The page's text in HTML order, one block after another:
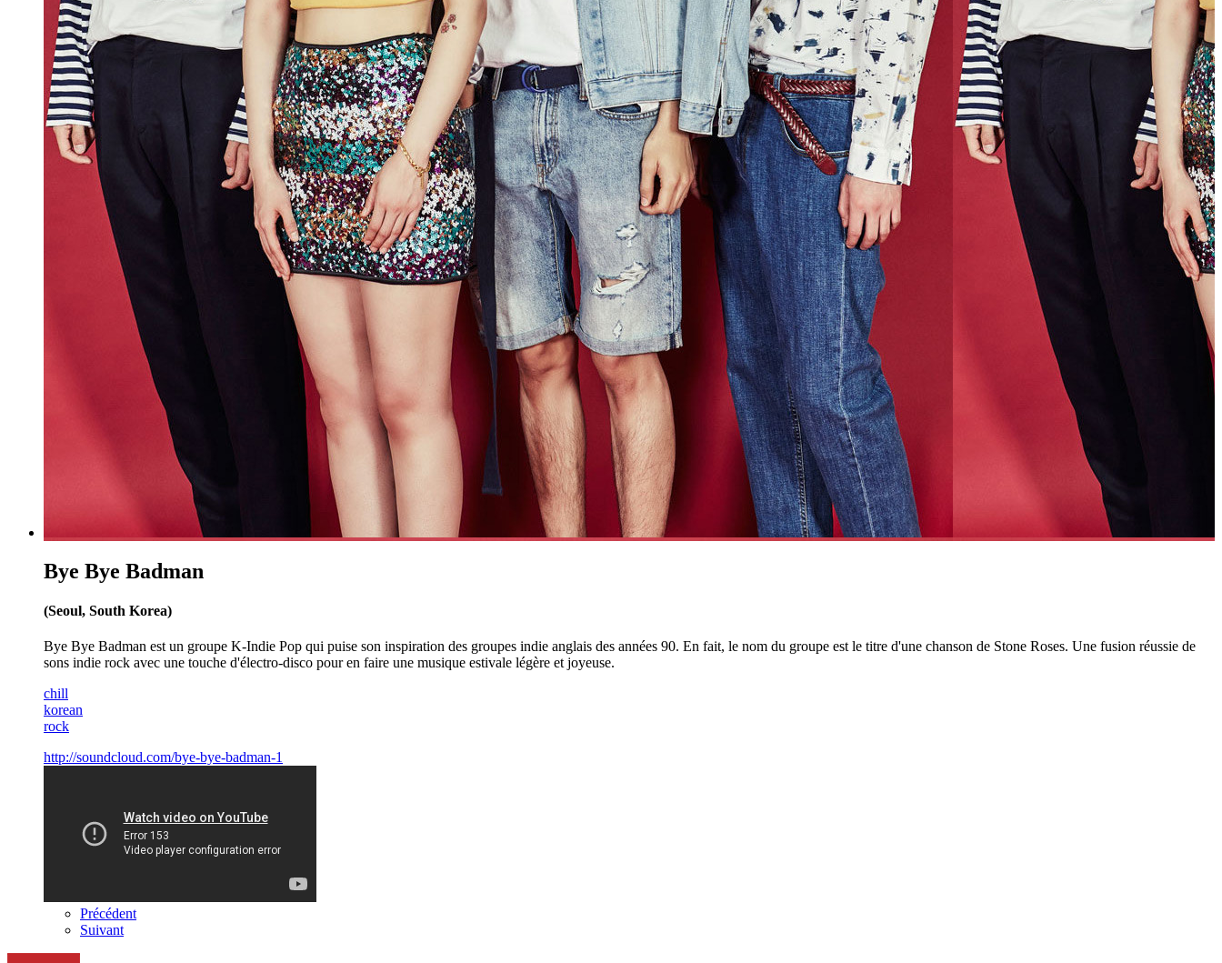
Bye Bye Badman
(Seoul, South Korea)
Bye Bye Badman est un groupe K-Indie Pop qui puise son inspiration des groupes indie anglais des années 90. En fait, le nom du groupe est le titre d'une chanson de Stone Roses. Une fusion réussie de
sons indie rock avec une touche d'électro-disco pour en faire une musique estivale légère et joyeuse.
chill
korean
rock
http://soundcloud.com/bye-bye-badman-1
Précédent
Suivant